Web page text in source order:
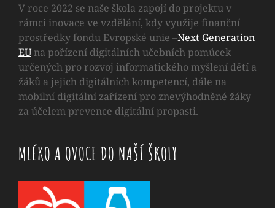
V roce 2022 se naše škola zapojí do projektu v
rámci inovace ve vzdělání, kdy využije finanční
prostředky fondu Evropské unie –Next Generation
EUna pořízení digitálních učebních pomůcek
určených pro rozvoj informatického myšlení dětí a
žáků a jejich digitálních kompetencí, dále na
mobilní digitální zařízení pro znevýhodněné žáky
za účelem prevence digitální propasti.
MLÉKO A OVOCE DO NAŠÍ ŠKOLY